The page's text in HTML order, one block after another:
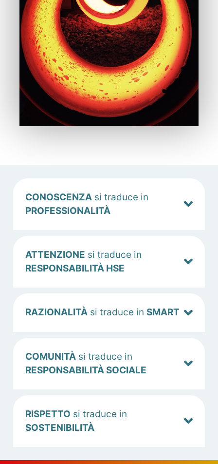
CONOSCENZA si traduce in
PROFESSIONALITÀ
ATTENZIONE si traduce in
RESPONSABILITÀ HSE
RAZIONALITÀ si traduce in SMART
COMUNITÀ si traduce in
RESPONSABILITÀ SOCIALE
RISPETTO si traduce in
SOSTENIBILITÀ